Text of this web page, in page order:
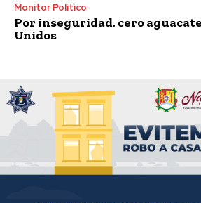
Monitor Político
Por inseguridad, cero
Unidos